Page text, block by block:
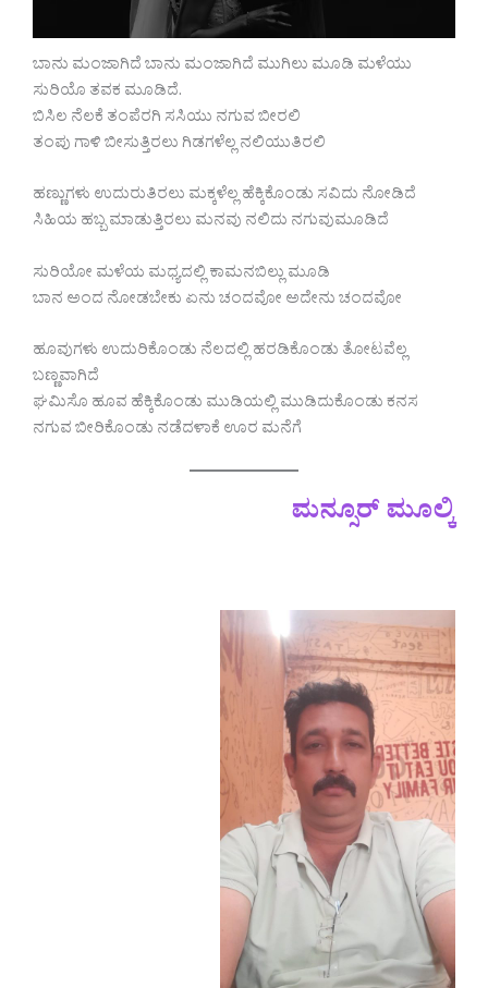
ಬಾನು ಮಂಜಾಗಿದೆ ಬಾನು ಮಂಜಾಗಿದೆ ಮುಗಿಲು ಮೂಡಿ ಮಳೆಯು
ಸುರಿಯೊ ತವಕ ಮೂಡಿದೆ.
ಬಿಸಿಲ ನೆಲಕೆ ತಂಪೆರಗಿ ಸಸಿಯು ನಗುವ ಬೀರಲಿ
ತಂಪು ಗಾಳಿ ಬೀಸುತ್ತಿರಲು ಗಿಡಗಳೆಲ್ಲ ನಲಿಯುತಿರಲಿ
ಹಣ್ಣುಗಳು ಉದುರುತಿರಲು ಮಕ್ಕಳೆಲ್ಲ ಹೆಕ್ಕಿಕೊಂಡು ಸವಿದು ನೋಡಿದೆ
ಸಿಹಿಯ ಹಬ್ಬ ಮಾಡುತ್ತಿರಲು ಮನವು ನಲಿದು ನಗುವುಮೂಡಿದೆ
ಸುರಿಯೋ ಮಳೆಯ ಮಧ್ಯದಲ್ಲಿ ಕಾಮನಬಿಲ್ಲು ಮೂಡಿ
ಬಾನ ಅಂದ ನೋಡಬೇಕು ಏನು ಚಂದವೋ ಅದೇನು ಚಂದವೋ
ಹೂವುಗಳು ಉದುರಿಕೊಂಡು ನೆಲದಲ್ಲಿ ಹರಡಿಕೊಂಡು ತೋಟವೆಲ್ಲ
ಬಣ್ಣವಾಗಿದೆ
ಘಮಿಸೊ ಹೂವ ಹೆಕ್ಕಿಕೊಂಡು ಮುಡಿಯಲ್ಲಿ ಮುಡಿದುಕೊಂಡು ಕನಸ
ನಗುವ ಬೀರಿಕೊಂಡು ನಡೆದಳಾಕೆ ಊರ ಮನೆಗೆ
ಮನ್ಸೂರ್ ಮೂಲ್ಕಿ